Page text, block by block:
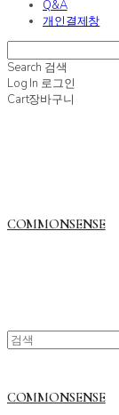
Q&A
개인결제창
Search 검색
Log In 로그인
Cart장바구니
COMMONSENSE
COMMONSENSE